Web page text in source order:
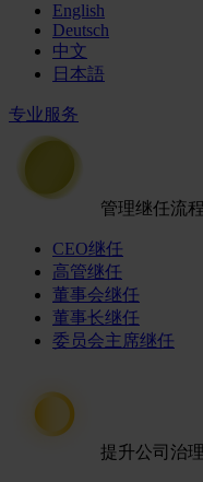
English
Deutsch
中文
日本語
专业服务
管理继任流程
CEO继任
高管继任
董事会继任
董事长继任
委员会主席继任
提升公司治理